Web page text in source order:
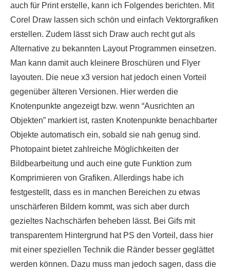
auch für Print erstelle, kann ich Folgendes berichten. Mit
Corel Draw lassen sich schön und einfach Vektorgrafiken
erstellen. Zudem lässt sich Draw auch recht gut als
Alternative zu bekannten Layout Programmen einsetzen.
Man kann damit auch kleinere Broschüren und Flyer
layouten. Die neue x3 version hat jedoch einen Vorteil
gegenüber älteren Versionen. Hier werden die
Knotenpunkte angezeigt bzw. wenn “Ausrichten an
Objekten” markiert ist, rasten Knotenpunkte benachbarter
Objekte automatisch ein, sobald sie nah genug sind.
Photopaint bietet zahlreiche Möglichkeiten der
Bildbearbeitung und auch eine gute Funktion zum
Komprimieren von Grafiken. Allerdings habe ich
festgestellt, dass es in manchen Bereichen zu etwas
unschärferen Bildern kommt, was sich aber durch
gezieltes Nachschärfen beheben lässt. Bei Gifs mit
transparentem Hintergrund hat PS den Vorteil, dass hier
mit einer speziellen Technik die Ränder besser geglättet
werden können. Dazu muss man jedoch sagen, dass die